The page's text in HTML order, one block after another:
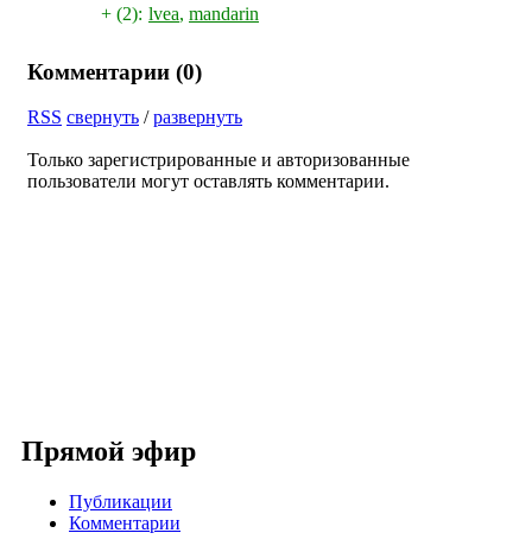
+ (2): lvea, mandarin
Комментарии (0)
RSS свернуть /развернуть
Только зарегистрированные и авторизованные
пользователи могут оставлять комментарии.
Прямой эфир
Публикации
Комментарии